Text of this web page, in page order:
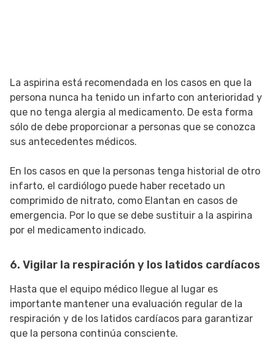
La aspirina está recomendada en los casos en que la
persona nunca ha tenido un infarto con anterioridad y
que no tenga alergia al medicamento. De esta forma
sólo de debe proporcionar a personas que se conozca
sus antecedentes médicos.
En los casos en que la personas tenga historial de otro
infarto, el cardiólogo puede haber recetado un
comprimido de nitrato, como Elantan en casos de
emergencia. Por lo que se debe sustituir a la aspirina
por el medicamento indicado.
6. Vigilar la respiración y los latidos cardíacos
Hasta que el equipo médico llegue al lugar es
importante mantener una evaluación regular de la
respiración y de los latidos cardíacos para garantizar
que la persona continúa consciente.